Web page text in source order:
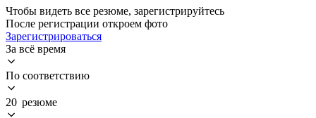
Чтобы видеть все резюме, зарегистрируйтесь
После регистрации откроем фото
Зарегистрироваться
За всё время
По соответствию
20 резюме